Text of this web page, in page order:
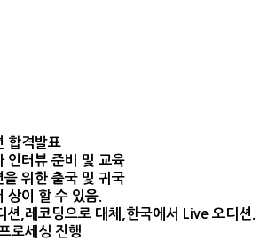
합격발표
인터뷰 준비 및 교육
을 위한 출국 및 귀국
상이 할 수 있음.
션,레코딩으로 대체,한국에서 Live 오디션.
로세싱 진행